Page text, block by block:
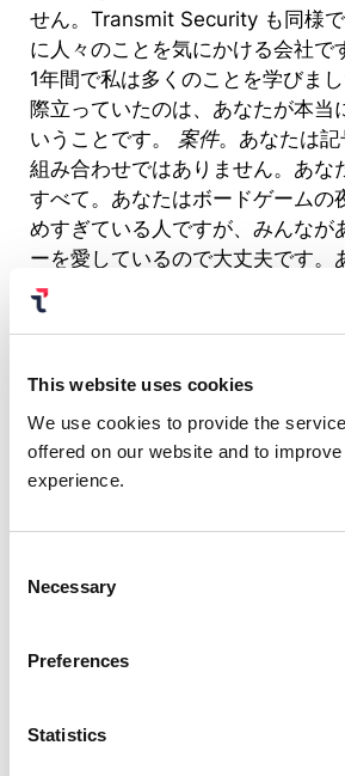
This website uses cookies
We use cookies to provide the
offered on our website and to
experience.
Selection
Necessary
Preferences
Statistics
せん。Transmit Security も同様
に人々のことを気にかける会社で
1年間で私は多くのことを学びま
際立っていたのは、あなたが本当
いうことです。 案件。 あなたは
組み合わせではありません。あな
すべて。あなたはボードゲームの
めすぎている人ですが、みんなが
ーを愛しているので大丈夫です。
ヒーを飲むときに、マグカップの
れている人です。
重視する組織の一員であることに
て、現在の認証の状態をもう一度
たいと思います。私たちは本当に
か、それとも追加の救命ボートの
浮かんでいるだけなのでしょうか?
全速前進
パスワードは沈没船であり、顧
ィの間の長年の犠牲を排除する、
のオプションを幅広く取り揃えて
顔の生体認証が使用できない、ま